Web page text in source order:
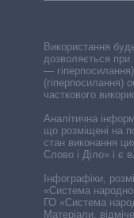
Використання
дозволяється при
—
(гіперпосилання)
часткового
Аналітична
що розміщені на
стан виконання
Слово і Діло» і є
Інфографіки,
«Система
ГО «Система
Матеріали,